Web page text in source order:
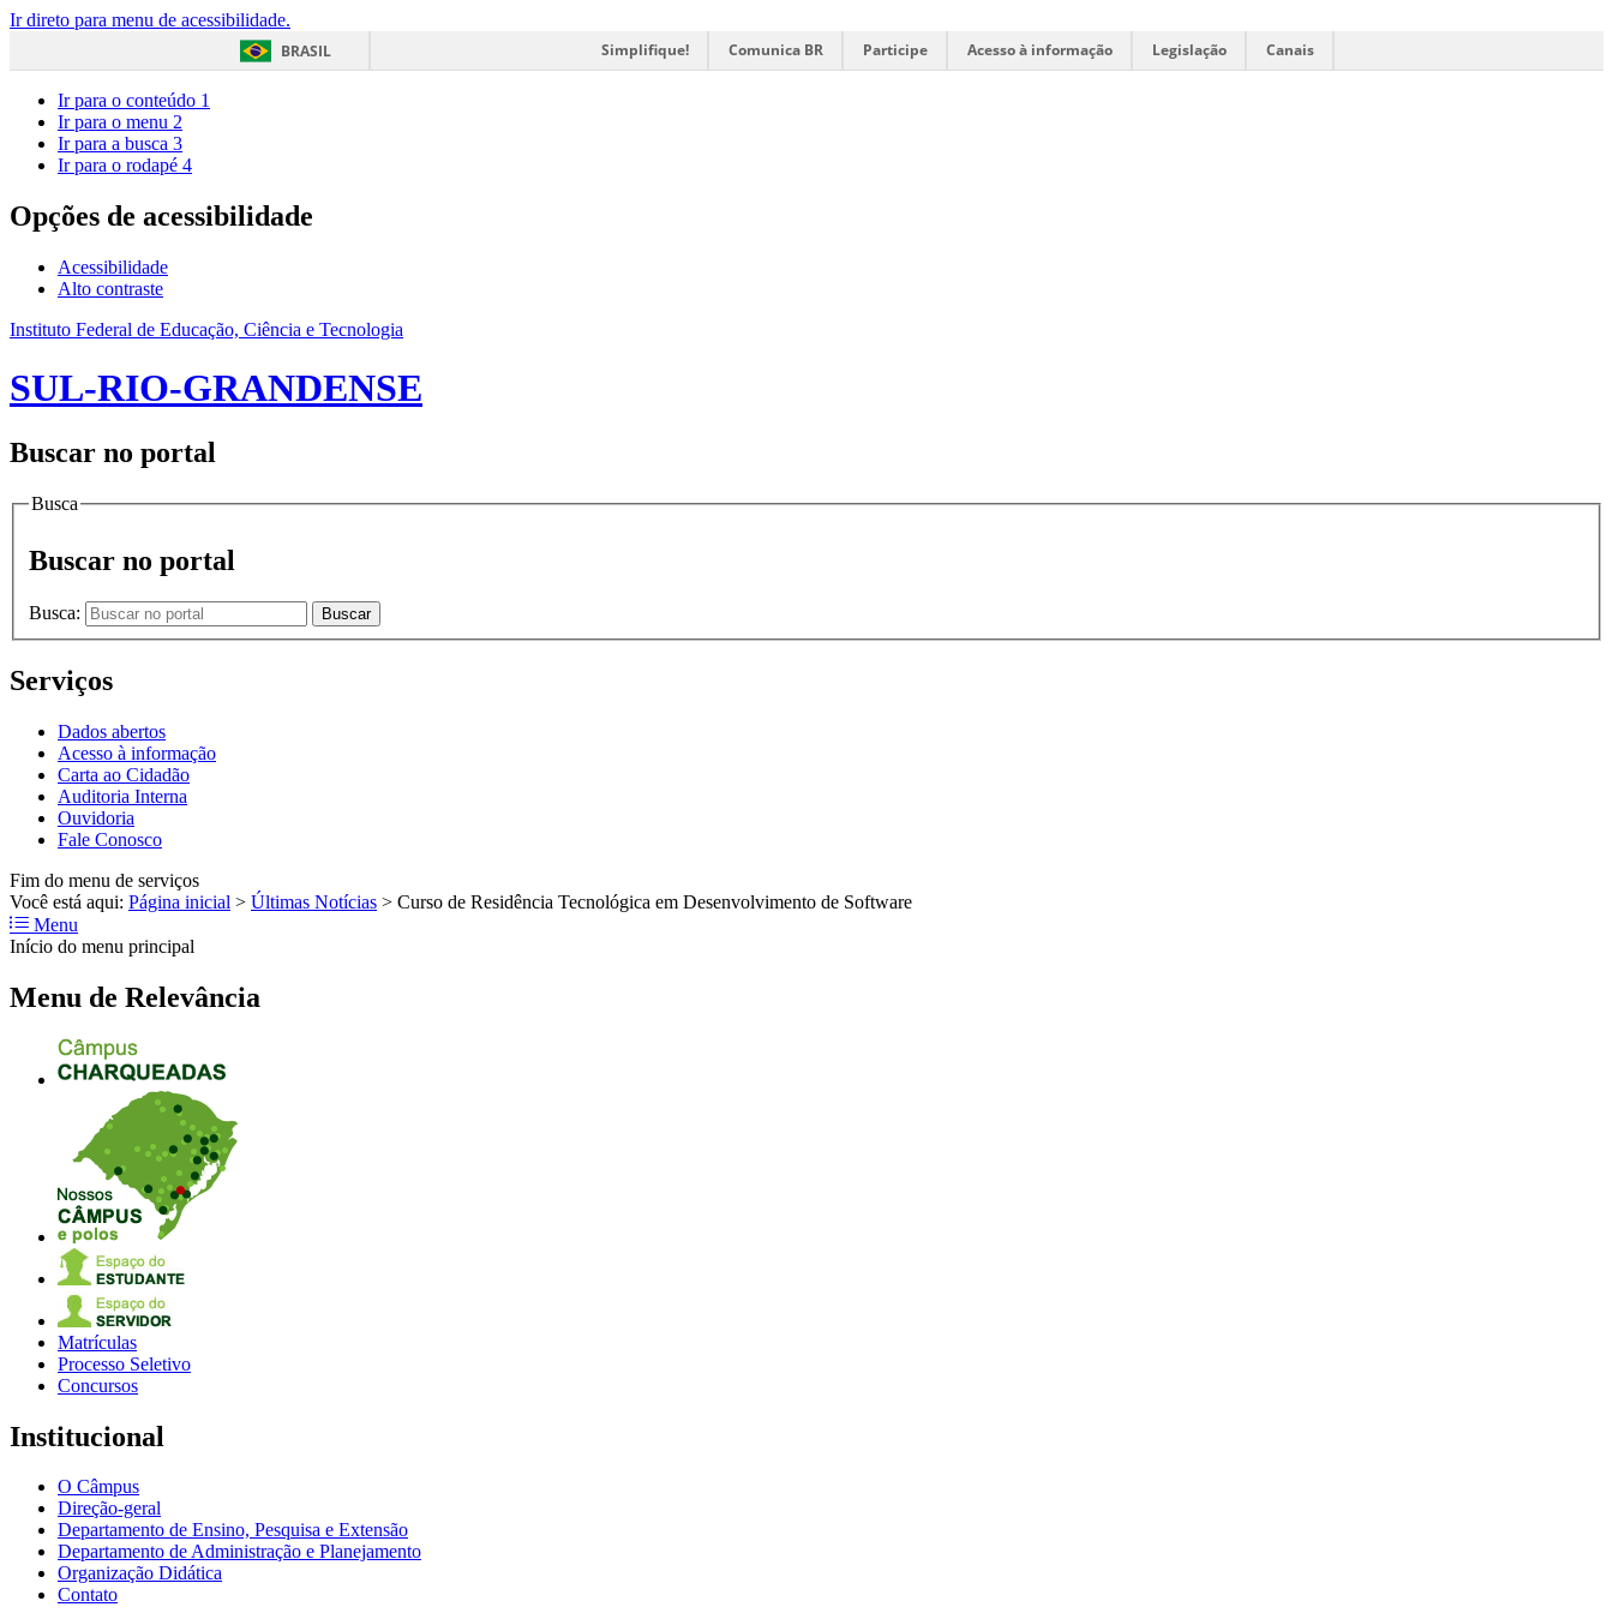
Ir direto para menu de acessibilidade.
BRASIL
Simplifique! Comunica BR Participe Acesso à informação Legislação Canais
Ir para o conteúdo 1
Ir para o menu 2
Ir para a busca 3
Ir para o rodapé 4
Opções de acessibilidade
Acessibilidade
Alto contraste
Instituto Federal de Educação, Ciência e Tecnologia
SUL-RIO-GRANDENSE
Buscar no portal
Busca
Buscar no portal
Busca: Buscar
Serviços
Dados abertos
Acesso à informação
Carta ao Cidadão
Auditoria Interna
Ouvidoria
Fale Conosco
Fim do menu de serviços
Você está aqui: Página inicial > Últimas Notícias > Curso de Residência Tecnológica em Desenvolvimento de Software
Menu
Início do menu principal
Menu de Relevância
Matrículas
Processo Seletivo
Concursos
Institucional
O Câmpus
Direção-geral
Departamento de Ensino, Pesquisa e Extensão
Departamento de Administração e Planejamento
Organização Didática
Contato